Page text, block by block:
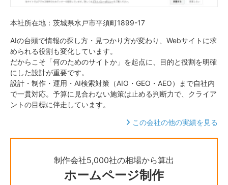
本社所在地：茨城県水戸市平須町1899-17
AIの台頭で情報の探し方・見つかり方が変わり、Webサイトに求
められる役割も変化しています。
だからこそ「何のためのサイトか」を起点に、目的と役割を明確
にした設計が重要です。
設計・制作・運用・AI検索対策（AIO・GEO・AEO）まで自社内
で一貫対応。予算に見合わない施策は止める判断力で、クライア
ントの目標に伴走しています。
この会社の他の実績を見る
制作会社5,000社の相場から算出
ホームページ制作